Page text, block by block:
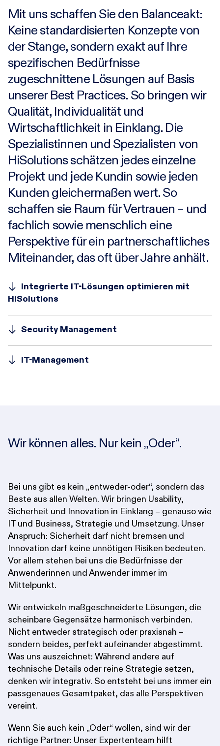
Karriere
Research-Blog
Über uns
Kontakt
Incident
Mit uns schaffen Sie den Balanceakt:
Keine standardisierten Konzepte von
der Stange, sondern exakt auf Ihre
spezifischen Bedürfnisse
zugeschnittene Lösungen auf Basis
unserer Best Practices. So bringen wir
Qualität, Individualität und
Wirtschaftlichkeit in Einklang. Die
Spezialistinnen und Spezialisten von
HiSolutions schätzen jedes einzelne
Projekt und jede Kundin sowie jeden
Kunden gleichermaßen wert. So
schaffen sie Raum für Vertrauen – und
fachlich sowie menschlich eine
Perspektive für ein partnerschaftliches
Miteinander, das oft über Jahre anhält.
Integrierte IT-Lösungen optimieren mit
HiSolutions
Security Management
IT-Management
Wir können alles. Nur kein „Oder“.
Bei uns gibt es kein „entweder-oder“, sondern das
Beste aus allen Welten. Wir bringen Usability,
Sicherheit und Innovation in Einklang – genauso wie
IT und Business, Strategie und Umsetzung. Unser
Anspruch: Sicherheit darf nicht bremsen und
Innovation darf keine unnötigen Risiken bedeuten.
Vor allem stehen bei uns die Bedürfnisse der
Anwenderinnen und Anwender immer im
Mittelpunkt.
Wir entwickeln maßgeschneiderte Lösungen, die
scheinbare Gegensätze harmonisch verbinden.
Nicht entweder strategisch oder praxisnah –
sondern beides, perfekt aufeinander abgestimmt.
Was uns auszeichnet: Während andere auf
technische Details oder reine Strategie setzen,
denken wir integrativ. So entsteht bei uns immer ein
passgenaues Gesamtpaket, das alle Perspektiven
vereint.
Wenn Sie auch kein „Oder“ wollen, sind wir der
richtige Partner: Unser Expertenteam hilft